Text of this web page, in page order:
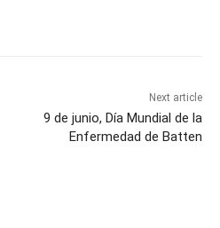
Next article
9 de junio, Día Mundial de la
Enfermedad de Batten